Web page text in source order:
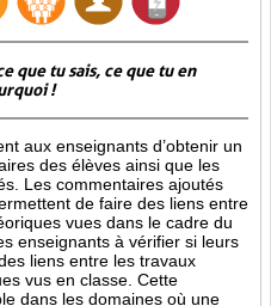
que tu sais, ce que tu en
!
aux enseignants d’obtenir un
des élèves ainsi que les
Les commentaires ajoutés
de faire des liens entre
vues dans le cadre du
enseignants à vérifier si leurs
liens entre les travaux
vus en classe. Cette
dans les domaines où une